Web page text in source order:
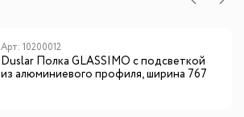
Арт: 10200012
Duslar Полка GLASSIMO с подсветкой
из алюминиевого профиля, ширина 767